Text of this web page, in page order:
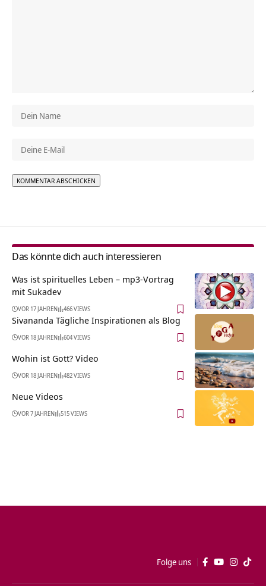
Das könnte dich auch interessieren
Was ist spirituelles Leben – mp3-Vortrag
mit Sukadev
VOR 17 JAHREN 466 VIEWS
Sivananda Tägliche Inspirationen als Blog
VOR 18 JAHREN 604 VIEWS
Wohin ist Gott? Video
VOR 18 JAHREN 482 VIEWS
Neue Videos
VOR 7 JAHREN 515 VIEWS
Folge uns